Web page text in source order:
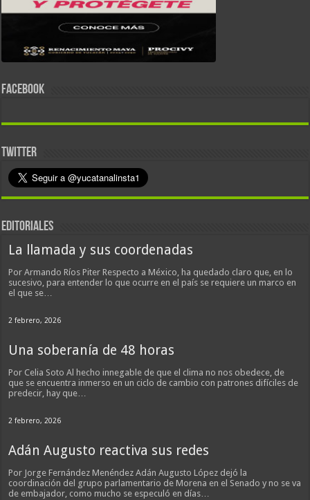
FACEBOOK
TWITTER
EDITORIALES
La llamada y sus coordenadas
Por Armando Ríos Piter Respecto a México, ha quedado claro que, en lo
sucesivo, para entender lo que ocurre en el país se requiere un marco en
el que se…
2 febrero, 2026
Una soberanía de 48 horas
Por Celia Soto Al hecho innegable de que el clima no nos obedece, de
que se encuentra inmerso en un ciclo de cambio con patrones difíciles de
predecir, hay que…
2 febrero, 2026
Adán Augusto reactiva sus redes
Por Jorge Fernández Menéndez Adán Augusto López dejó la
coordinación del grupo parlamentario de Morena en el Senado y no se va
de embajador, como mucho se especuló en días…